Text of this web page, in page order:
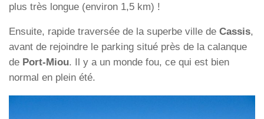
plus très longue (environ 1,5 km) !
Ensuite, rapide traversée de la superbe ville de Cassis,
avant de rejoindre le parking situé près de la calanque
de Port-Miou. Il y a un monde fou, ce qui est bien
normal en plein été.